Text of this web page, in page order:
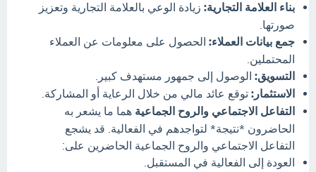
بناء العلامة التجارية: زيادة الوعي بالعلامة التجارية وتعزيز
صورتها.
جمع بيانات العملاء: الحصول على معلومات عن العملاء
المحتملين.
التسويق: الوصول إلى جمهور مستهدف كبير.
الاستثمار: توقع عائد مالي من خلال الرعاية أو المشاركة.
التفاعل الاجتماعي والروح الجماعية هما ما يشعر به
الحاضرون *نتيجة* لتواجدهم في الفعالية. قد يشجع
التفاعل الاجتماعي والروح الجماعية الحاضرين على:
العودة إلى الفعالية في المستقبل.